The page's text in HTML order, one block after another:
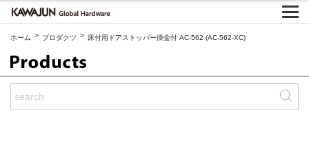
ホーム > プロダクツ > 床付用ドアストッパー掛金付 AC-562 (AC-562-XC)